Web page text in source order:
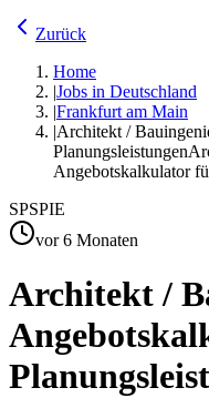
Zurück
Home
|Jobs in Deutschland
|Frankfurt am Main
|Architekt /
Planungsleistungen
Angebotskalkulator
SPSPIE
vor 6 Monaten
Architekt /